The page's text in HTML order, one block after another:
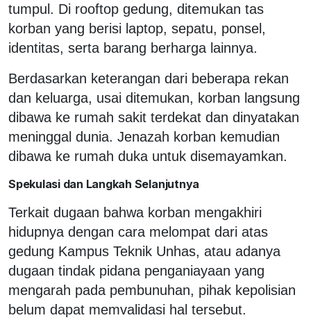
tumpul. Di rooftop gedung, ditemukan tas
korban yang berisi laptop, sepatu, ponsel,
identitas, serta barang berharga lainnya.
Berdasarkan keterangan dari beberapa rekan
dan keluarga, usai ditemukan, korban langsung
dibawa ke rumah sakit terdekat dan dinyatakan
meninggal dunia. Jenazah korban kemudian
dibawa ke rumah duka untuk disemayamkan.
Spekulasi dan Langkah Selanjutnya
Terkait dugaan bahwa korban mengakhiri
hidupnya dengan cara melompat dari atas
gedung Kampus Teknik Unhas, atau adanya
dugaan tindak pidana penganiayaan yang
mengarah pada pembunuhan, pihak kepolisian
belum dapat memvalidasi hal tersebut.